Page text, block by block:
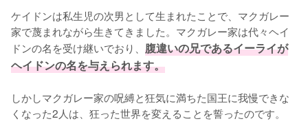
ケイドンは私生児の次男として生まれたことで、マクガレー
家で蔑まれながら生きてきました。マクガレー家は代々ヘイ
ドンの名を受け継いでおり、 腹違いの兄であるイーライが
ヘイドンの名を与えられます。
しかしマクガレー家の呪縛と狂気に満ちた国王に我慢できな
くなった2人は、狂った世界を変えることを誓ったのです。